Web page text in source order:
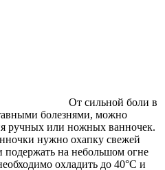
От сильной боли в
болезнями, можно
ручных или ножных ванночек.
нужно охапку свежей
подержать на небольшом огне
охладить до 40°C и